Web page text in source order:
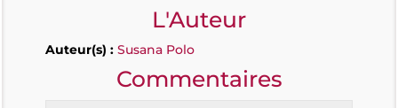
L'Auteur
Auteur(s) : Susana Polo
Commentaires